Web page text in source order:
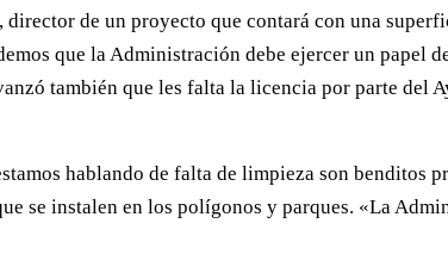
de un proyecto que contará con una
que la Administración debe ejercer un papel
también que les falta la licencia por parte del
hablando de falta de limpieza son benditos
se instalen en los polígonos y parques. «La